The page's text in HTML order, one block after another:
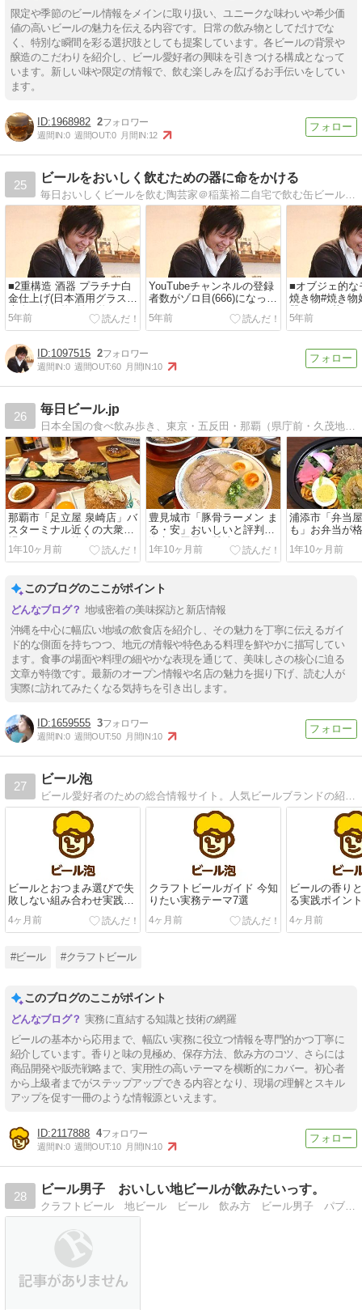
限定や季節のビール情報をメインに取り扱い、ユニークな味わいや希少価
値の高いビールの魅力を伝える内容です。日常の飲み物としてだけでな
く、特別な瞬間を彩る選択肢としても提案しています。各ビールの背景や
醸造のこだわりを紹介し、ビール愛好者の興味を引きつける構成となって
います。新しい味や限定の情報で、飲む楽しみを広げるお手伝いをしてい
ます。
1968982 2
週間IN:0 週間OUT:0 月間IN:12
25
ビールをおいしく飲むための器に命をかける
毎日おいしくビールを飲む陶芸家＠稲葉裕二自宅で飲む缶ビールがお店の生ビールのクオリティーに！・・・その秘密は陶器です。
■2重構造 酒器 プラチナ白
金仕上げ(日本酒用グラス)#
大人の焼き物#焼き物好き#
陶芸...
5年前
YouTubeチャンネルの登録
者数がゾロ目(666)になって
たのでなんとなくスクシ
ョ。...
5年前
■オブジェ的な
焼き物#焼き物
器のある暮ら
理#器好...
5年前
1097515 2
週間IN:0 週間OUT:60 月間IN:10
26
毎日ビール.jp
日本全国の食べ飲み歩き、東京・五反田・那覇（県庁前・久茂地）ランチ、アメリカ・クラフトビール旅行記など、沖縄移住したビールブロガーによるビールブログです。
那覇市「足立屋 泉崎店」バ
スターミナル近くの大衆酒
場。つまみも接客もグッジ
ョブな人気店。
1年10ヶ月前
豊見城市「豚骨ラーメン ま
る・安」おいしいと評判！
泡立つ豚骨に醤油もおいし
い人気店。
1年10ヶ月前
浦添市「弁当
も」お弁当が
くてびっくり
ン沿いの有名
1年10ヶ月前
このブログのここがポイント
地域密着の美味探訪と新店情報
沖縄を中心に幅広い地域の飲食店を紹介し、その魅力を丁寧に伝えるガイ
ド的な側面を持ちつつ、地元の情報や特色ある料理を鮮やかに描写してい
ます。食事の場面や料理の細やかな表現を通じて、美味しさの核心に迫る
文章が特徴です。最新のオープン情報や名店の魅力を掘り下げ、読む人が
実際に訪れてみたくなる気持ちを引き出します。
1659555 3
週間IN:0 週間OUT:50 月間IN:10
27
ビール泡
ビール愛好者のための総合情報サイト。人気ビールブランドの紹介からクラフトビールの魅力、ビールレシピ、保存方法、健康効果まで、ビールに関するあらゆる情報を提供します。
ビールとおつまみ選びで失
敗しない組み合わせ実践ガ
4ヶ月前
クラフトビールガイド 今知
りたい実務テーマ7選
4ヶ月前
ビールの香り
る実践ポイン
4ヶ月前
#ビール #クラフトビール
このブログのここがポイント
実務に直結する知識と技術の網羅
ビールの基本から応用まで、幅広い実務に役立つ情報を専門的かつ丁寧に
紹介しています。香りと味の見極め、保存方法、飲み方のコツ、さらには
商品開発や販売戦略まで、実用性の高いテーマを横断的にカバー。初心者
から上級者までがステップアップできる内容となり、現場の理解とスキル
アップを促す一冊のような情報源といえます。
2117888 4
週間IN:0 週間OUT:10 月間IN:10
28
ビール男子 おいしい地ビールが飲みたいっす。
クラフトビール 地ビール ビール 飲み方 ビール男子 パブ ビアパブ IPA ラガー エール スタウト 中生 とりあえず 飲むなら サッカー フットサル